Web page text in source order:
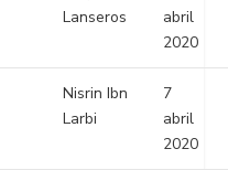
Lanseros
abril
2020
Nisrin Ibn
Larbi
7
abril
2020